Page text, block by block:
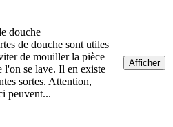
douche
de douche sont utiles
de mouiller la pièce
l'on se lave. Il en existe
sortes. Attention,
peuvent...
Afficher